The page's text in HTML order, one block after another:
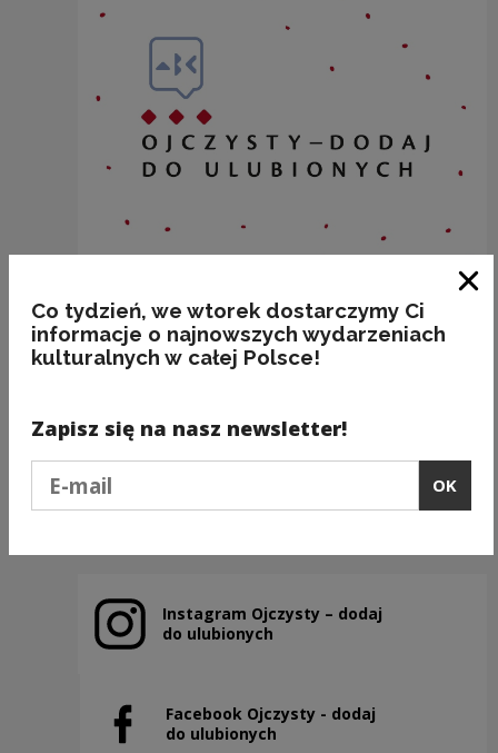
Kategorie:semantyka, jedzenie
Previous slide
Instagram Ojczysty – dodaj
do ulubionych
Note, the link will open in a new window
Facebook Ojczysty - dodaj
do ulubionych
Note, the link will open in a new window
Co tydzień, we wtorek dostarczymy Ci
informacje o najnowszych wydarzeniach
kulturalnych w całej Polsce!
Zapisz się na nasz newsletter!
OK